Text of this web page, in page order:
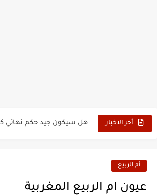
أخر الاخبار هل سيكون جيد حكم نهائي
الحرب الهولندية المغربية (1775-1777)
أم الربيع
عيون ام الربيع المغربية